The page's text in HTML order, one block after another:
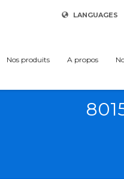
LANGUAGES
Nos produits A propos